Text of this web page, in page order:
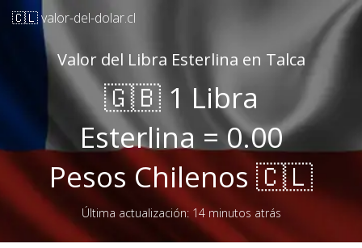
🇨🇱 valor-del-dolar.cl
Valor del Libra Esterlina en Talca
🇬🇧 1 Libra
Esterlina = 0.00
Pesos Chilenos 🇨🇱
Última actualización: 14 minutos atrás